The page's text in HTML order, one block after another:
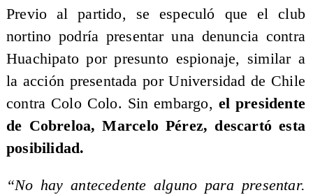
Previo al partido, se especuló que el club
nortino podría presentar una denuncia contra
Huachipato por presunto espionaje, similar a
la acción presentada por Universidad de Chile
contra Colo Colo. Sin embargo, el presidente
de Cobreloa, Marcelo Pérez, descartó esta
posibilidad.
“No hay antecedente alguno para presentar.